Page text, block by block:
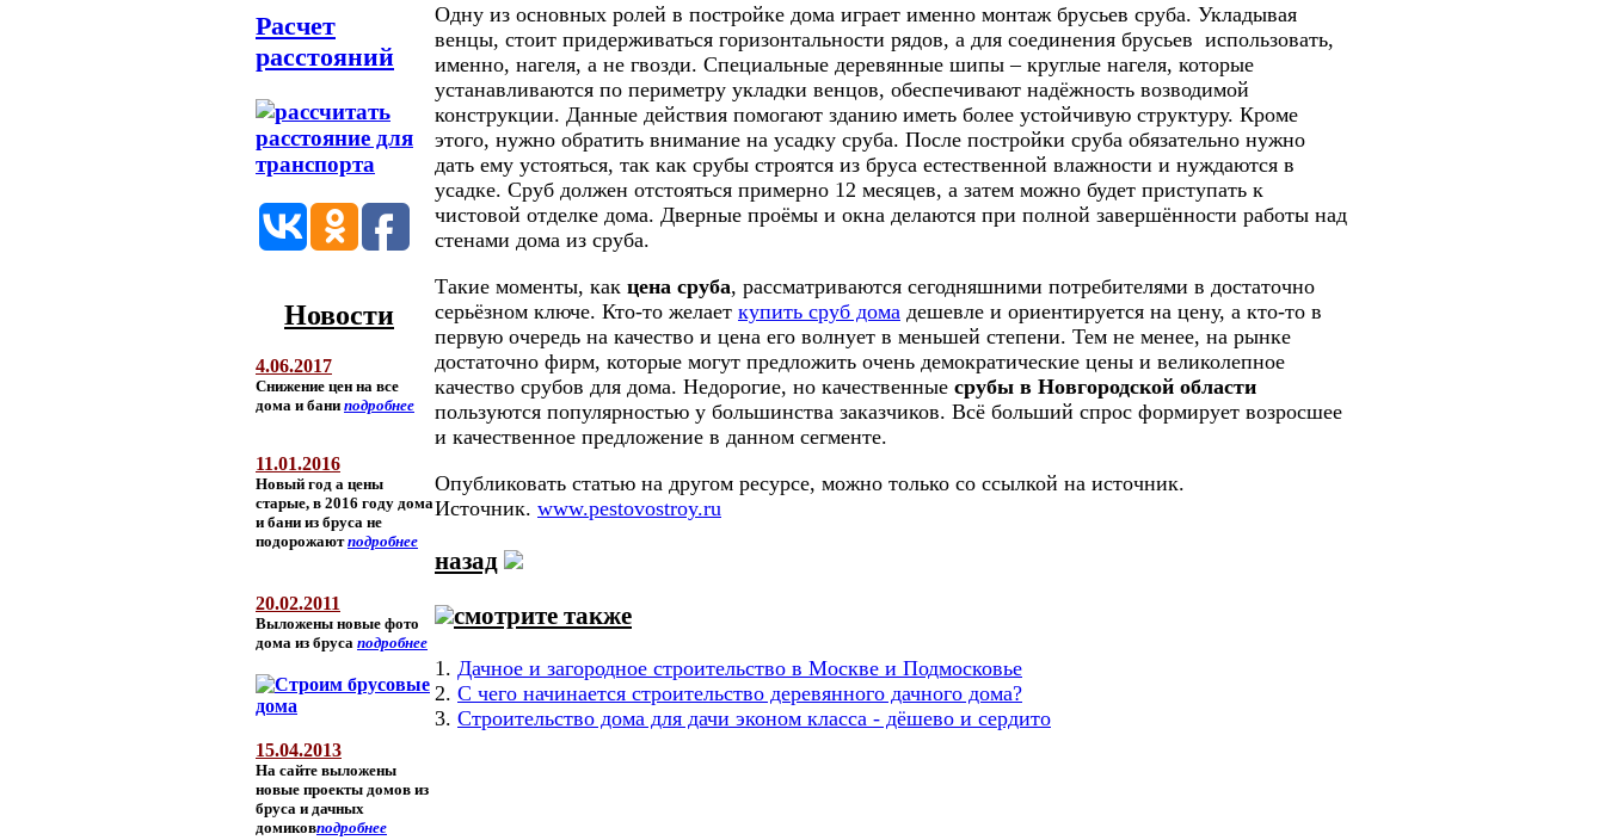
Расчет
расстояний
Новости
4.06.2017
Снижение цен на все
дома и бани подробнее
11.01.2016
Новый год а цены
старые, в 2016 году дома
и бани из бруса не
подорожают подробнее
20.02.2011
Выложены новые фото
дома из бруса подробнее
15.04.2013
На сайте выложены
новые проекты домов из
бруса и дачных
домиковподробнее
Одну из основных ролей в постройке дома играет именно монтаж брусьев сруба. Укладывая
венцы, стоит придерживаться горизонтальности рядов, а для соединения брусьев использовать,
именно, нагеля, а не гвозди. Специальные деревянные шипы – круглые нагеля, которые
устанавливаются по периметру укладки венцов, обеспечивают надёжность возводимой
конструкции. Данные действия помогают зданию иметь более устойчивую структуру. Кроме
этого, нужно обратить внимание на усадку сруба. После постройки сруба обязательно нужно
дать ему устояться, так как срубы строятся из бруса естественной влажности и нуждаются в
усадке. Сруб должен отстояться примерно 12 месяцев, а затем можно будет приступать к
чистовой отделке дома. Дверные проёмы и окна делаются при полной завершённости работы над
стенами дома из сруба.
Такие моменты, как цена сруба, рассматриваются сегодняшними потребителями в достаточно
серьёзном ключе. Кто-то желает купить сруб дома дешевле и ориентируется на цену, а кто-то в
первую очередь на качество и цена его волнует в меньшей степени. Тем не менее, на рынке
достаточно фирм, которые могут предложить очень демократические цены и великолепное
качество срубов для дома. Недорогие, но качественные срубы в Новгородской области
пользуются популярностью у большинства заказчиков. Всё больший спрос формирует возросшее
и качественное предложение в данном сегменте.
Опубликовать статью на другом ресурсе, можно только со ссылкой на источник.
Источник. www.pestovostroy.ru
назад
смотрите также
1. Дачное и загородное строительство в Москве и Подмосковье
2. С чего начинается строительство деревянного дачного дома?
3. Строительство дома для дачи эконом класса - дёшево и сердито